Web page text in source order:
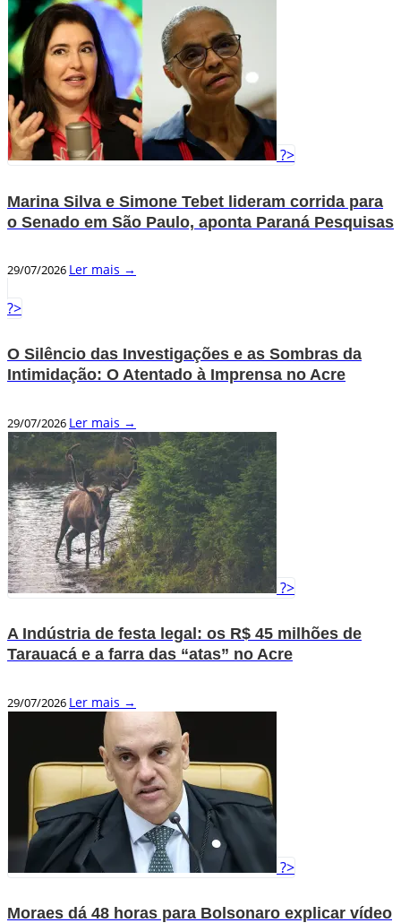
?>
Marina Silva e Simone Tebet lideram corrida para
o Senado em São Paulo, aponta Paraná Pesquisas
29/07/2026 Ler mais →
?>
O Silêncio das Investigações e as Sombras da
Intimidação: O Atentado à Imprensa no Acre
29/07/2026 Ler mais →
?>
A Indústria de festa legal: os R$ 45 milhões de
Tarauacá e a farra das “atas” no Acre
29/07/2026 Ler mais →
?>
Moraes dá 48 horas para Bolsonaro explicar vídeo